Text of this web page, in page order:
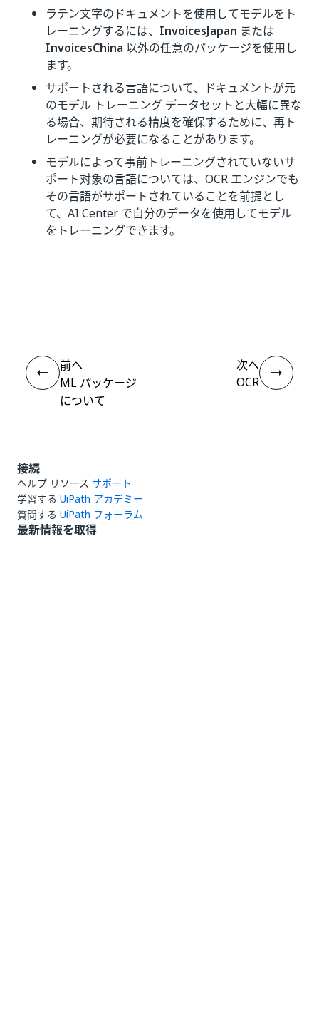
ラテン文字のドキュメントを使用してモデルをト
レーニングするには、 InvoicesJapan または
InvoicesChina 以外の任意のパッケージを使用し
ます。
サポートされる言語について、ドキュメントが元
のモデル トレーニング データセットと大幅に異な
る場合、期待される精度を確保するために、再ト
レーニングが必要になることがあります。
モデルによって事前トレーニングされていないサ
ポート対象の言語については、OCR エンジンでも
その言語がサポートされていることを前提とし
て、AI Center で自分のデータを使用してモデル
をトレーニングできます。
前へ
ML パッケージ
について
次へ
OCR
接続
ヘルプ リソース サポート
学習する UiPath アカデミー
質問する UiPath フォーラム
最新情報を取得